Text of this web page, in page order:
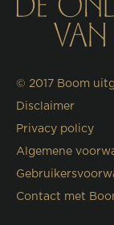
© 2017 Boom
Disclaimer
Privacy policy
Algemene
Contact met